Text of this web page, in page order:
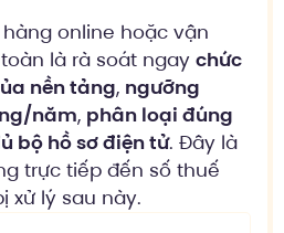
online hoặc vận
là rà soát ngay chức
nền tảng, ngưỡng
năm, phân loại đúng
bộ hồ sơ điện tử. Đây là
trực tiếp đến số thuế
xử lý sau này.